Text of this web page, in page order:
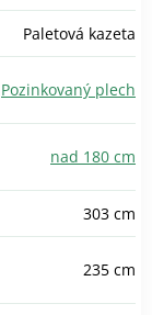
Paletová kazeta
Pozinkovaný plech
nad 180 cm
303 cm
235 cm